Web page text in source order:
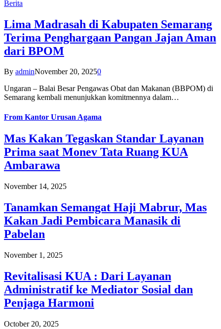
Berita
Lima Madrasah di Kabupaten Semarang
Terima Penghargaan Pangan Jajan Aman
dari BPOM
By adminNovember 20, 20250
Ungaran – Balai Besar Pengawas Obat dan Makanan (BBPOM) di
Semarang kembali menunjukkan komitmennya dalam…
From Kantor Urusan Agama
Mas Kakan Tegaskan Standar Layanan
Prima saat Monev Tata Ruang KUA
Ambarawa
November 14, 2025
Tanamkan Semangat Haji Mabrur, Mas
Kakan Jadi Pembicara Manasik di
Pabelan
November 1, 2025
Revitalisasi KUA : Dari Layanan
Administratif ke Mediator Sosial dan
Penjaga Harmoni
October 20, 2025